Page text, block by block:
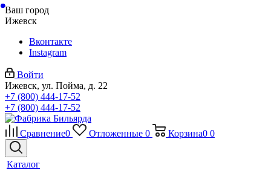
Ваш город
Ижевск
Вконтакте
Instagram
Войти
Ижевск, ул. Пойма, д. 22
+7 (800) 444-17-52
+7 (800) 444-17-52
Сравнение0 Отложенные 0 Корзина0 0
Каталог